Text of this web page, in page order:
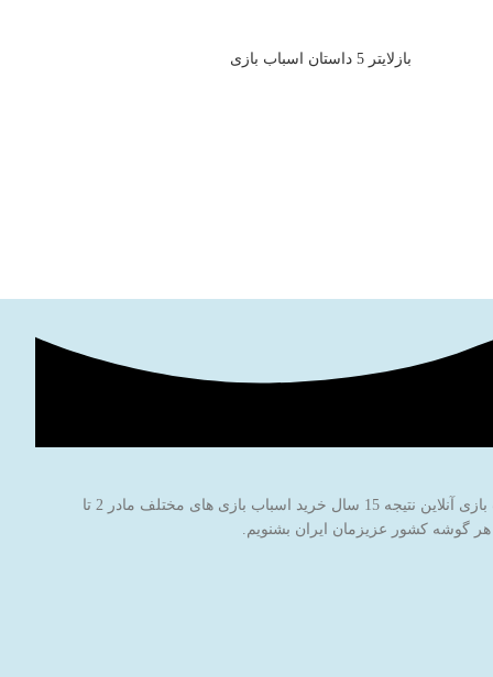
بازلایتر 5 داستان اسباب بازی
فروشگاه اینترنتی اسباب بازی جادوی پارسی با نام برند جاپاتوی با هدف خاطره سازی برای کودکان عزیز ایران‌زمین شروع به کار کرده است. این فروشگاه اسباب بازی آنلاین نتیجه 15 سال خرید اسباب بازی های مختلف مادر 2 تا
گوشه کشور عزیزمان ایران بشنویم.